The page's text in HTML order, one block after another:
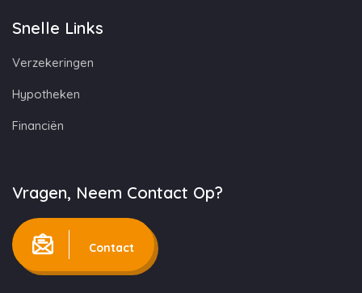
Snelle Links
Verzekeringen
Hypotheken
Financiën
Vragen, Neem Contact Op?
Contact